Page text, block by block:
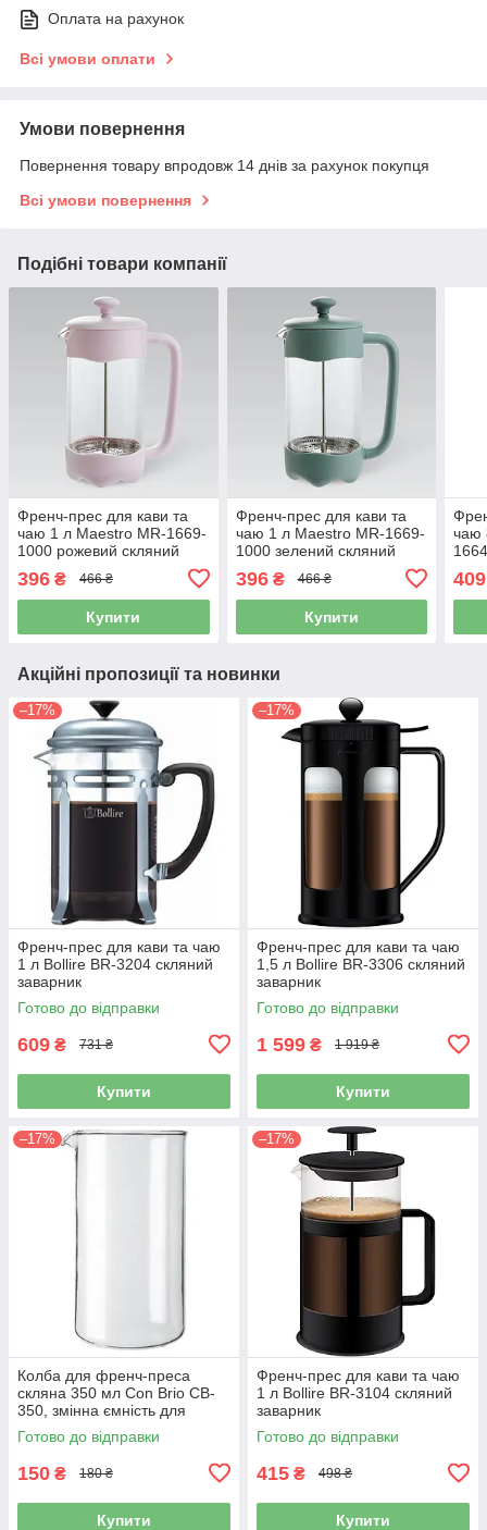
Оплата на рахунок
Всі умови оплати
Умови повернення
Повернення товару впродовж 14 днів за рахунок покупця
Всі умови повернення
Подібні товари компанії
Френч-прес для кави та
чаю 1 л Maestro MR-1669-
1000 рожевий скляний
396 ₴ 466 ₴
Купити
Френч-прес для кави та
чаю 1 л Maestro MR-1669-
1000 зелений скляний
396₴ 466 ₴
Купити
чаю
409
Акційні пропозиції та новинки
–17%
Френч-прес для кави та чаю
1 л Bollire BR-3204 скляний
заварник
Готово до відправки
609 ₴ 731 ₴
Купити
–17%
Френч-прес для кави та чаю
1,5 л Bollire BR-3306 скляний
заварник
Готово до відправки
1 599 ₴ 1 919 ₴
Купити
–17%
Колба для френч-преса
скляна 350 мл Con Brio CB-
350, змінна ємність для
заварника
Готово до відправки
150 ₴ 180 ₴
Купити
–17%
Френч-прес для кави та чаю
1 л Bollire BR-3104 скляний
заварник
Готово до відправки
415 ₴ 498 ₴
Купити